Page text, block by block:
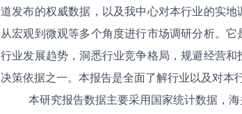
道发布的权威数据，以及我中心对本行业的实地
从宏观到微观等多个角度进行市场调研分析。
行业发展趋势，洞悉行业竞争格局，规避经营
决策依据之一。本报告是全面了解行业以及对本
本研究报告数据主要采用国家统计数据，